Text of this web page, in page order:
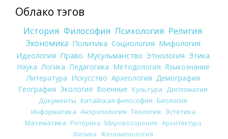
Облако тэгов
История Философия Психология Религия
Экономика Политика Социология Мифология
Идеология Право Мусульманство Этнология Этика
Наука Логика Педагогика Методология Языкознание
Литература Искусство Археология Демография
География Экология Военные Культура
Дипломатия
Документы Китайская философия Биология
Информатика Антропология Теология Эстетика
Математика Риторика Мировоззрение Архитектура
Физика Феноменология